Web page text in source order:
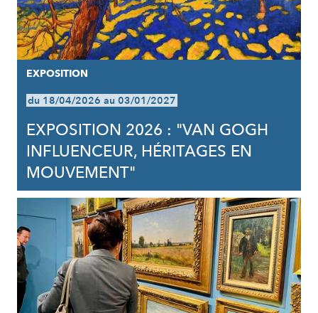
EXPOSITION
du 18/04/2026 au 03/01/2027
EXPOSITION 2026 : "VAN GOGH
INFLUENCEUR, HÉRITAGES EN
MOUVEMENT"